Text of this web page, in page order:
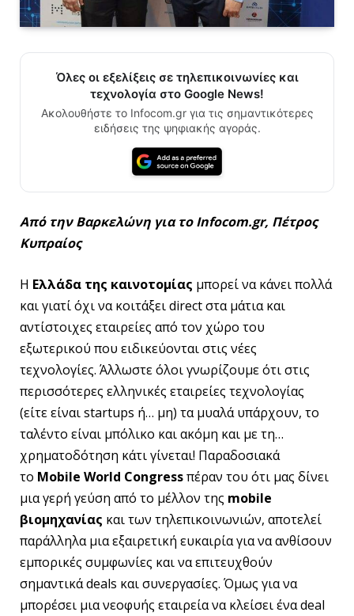
Όλες οι εξελίξεις σε τηλεπικοινωνίες και
τεχνολογία στο Google News!
Ακολουθήστε το Infocom.gr για τις σημαντικότερες
ειδήσεις της ψηφιακής αγοράς.
Από την Βαρκελώνη για το Infocom.gr, Πέτρος
Κυπραίος
Η Ελλάδα της καινοτομίας μπορεί να κάνει πολλά
και γιατί όχι να κοιτάξει direct στα μάτια και
αντίστοιχες εταιρείες από τον χώρο του
εξωτερικού που ειδικεύονται στις νέες
τεχνολογίες. Άλλωστε όλοι γνωρίζουμε ότι στις
περισσότερες ελληνικές εταιρείες τεχνολογίας
(είτε είναι startups ή… μη) τα μυαλά υπάρχουν, το
ταλέντο είναι μπόλικο και ακόμη και με τη…
χρηματοδότηση κάτι γίνεται! Παραδοσιακά
το Mobile World Congressπέραν του ότι μας δίνει
μια γερή γεύση από το μέλλον της mobile
βιομηχανίας και των τηλεπικοινωνιών, αποτελεί
παράλληλα μια εξαιρετική ευκαιρία για να ανθίσουν
εμπορικές συμφωνίες και να επιτευχθούν
σημαντικά deals και συνεργασίες. Όμως για να
μπορέσει μια νεοφυής εταιρεία να κλείσει ένα deal